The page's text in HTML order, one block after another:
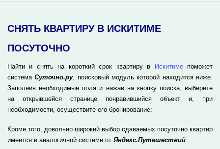
СНЯТЬ КВАРТИРУ В ИСКИТИМЕ
ПОСУТОЧНО
Найти и снять на короткий срок квартиру в Искитимепоможет
системаСуточно.ру, поисковый модуль которой находится ниже.
Заполнив необходимые поля и нажав на кнопку поиска, выберите
на открывшейся странице понравившийся объект и, при
необходимости, осуществите его бронирование:
Кроме того, довольно широкий выбор сдаваемых посуточно квартир
имеется в аналогичной системе от Яндекс.Путешествий: